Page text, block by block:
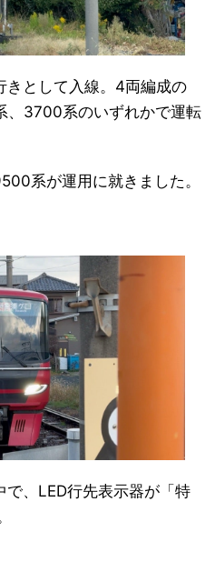
きとして入線。4両編成の
3700系のいずれかで運転
系が運用に就きました。
、LED行先表示器が「特